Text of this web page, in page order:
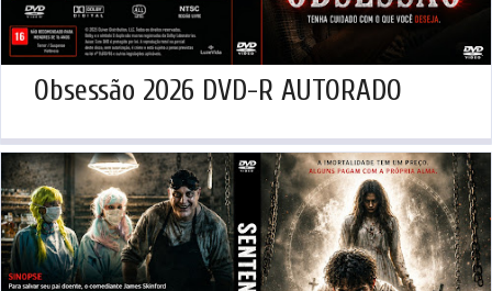
Obsessão 2026 DVD-R AUTORADO